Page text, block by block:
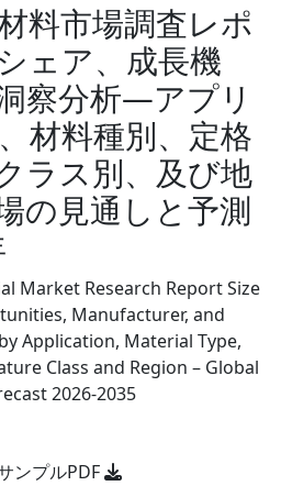
料市場調査レポ
ェア、成長機
察分析―アプリ
材料種別、定格
ラス別、及び地
の見通しと予測
Market Research Report Size
Manufacturer, and
Application, Material Type,
Class and Region – Global
2026-2035
ンプルPDF